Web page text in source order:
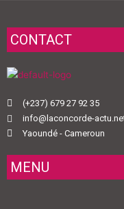
CONTACT
(+237) 679 27 92 35
info@laconcorde-
Yaoundé - Cameroun
MENU